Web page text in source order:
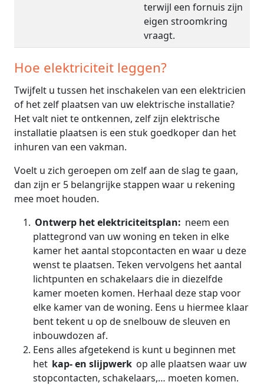
terwijl een fornuis zijn
eigen stroomkring
vraagt.
Hoe elektriciteit leggen?
Twijfelt u tussen het inschakelen van een elektricien
of het zelf plaatsen van uw elektrische installatie?
Het valt niet te ontkennen, zelf zijn elektrische
installatie plaatsen is een stuk goedkoper dan het
inhuren van een vakman.
Voelt u zich geroepen om zelf aan de slag te gaan,
dan zijn er 5 belangrijke stappen waar u rekening
mee moet houden.
Ontwerp het elektriciteitsplan: neem een
plattegrond van uw woning en teken in elke
kamer het aantal stopcontacten en waar u deze
wenst te plaatsen. Teken vervolgens het aantal
lichtpunten en schakelaars die in diezelfde
kamer moeten komen. Herhaal deze stap voor
elke kamer van de woning. Eens u hiermee klaar
bent tekent u op de snelbouw de sleuven en
inbouwdozen af.
Eens alles afgetekend is kunt u beginnen met
het kap- en slijpwerk op alle plaatsen waar uw
stopcontacten, schakelaars,… moeten komen.